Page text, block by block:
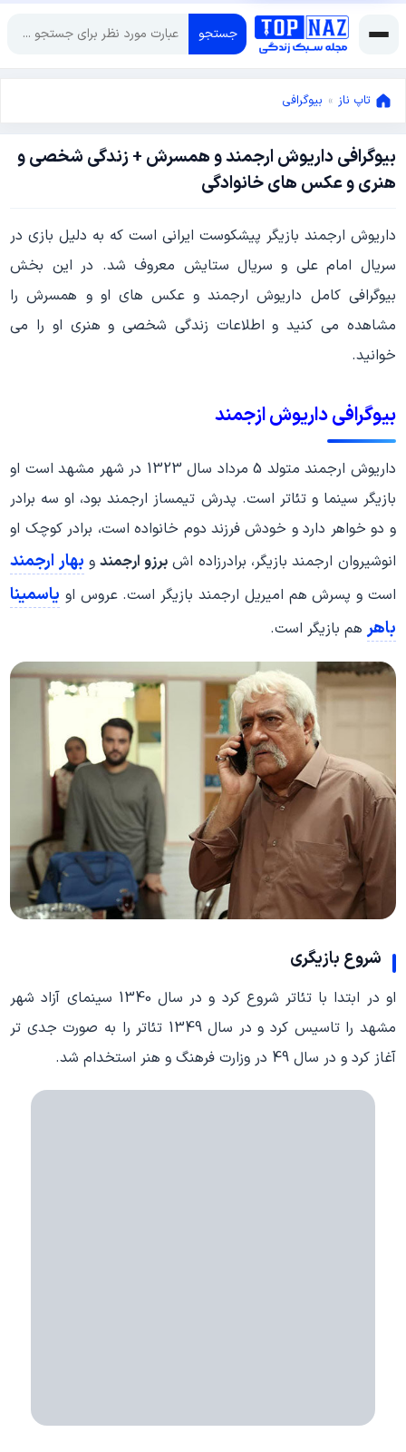
جستجو
تاپ ناز » بیوگرافی
بیوگرافی داریوش ارجمند و همسرش + زندگی شخصی و
هنری و عکس های خانوادگی
سپتامبر
8,
2022
داریوش ارجمند بازیگر پیشکوست ایرانی است که به دلیل بازی در
سریال امام علی و سریال ستایش معروف شد. در این بخش
بیوگرافی کامل داریوش ارجمند و عکس های او و همسرش را
مشاهده می کنید و اطلاعات زندگی شخصی و هنری او را می
خوانید.
بیوگرافی داریوش ازجمند
داریوش ارجمند متولد 5 مرداد سال 1323 در شهر مشهد است او
بازیگر سینما و تئاتر است. پدرش تیمساز ارجمند بود، او سه برادر
و دو خواهر دارد و خودش فرزند دوم خانواده است، برادر کوچک او
انوشیروان ارجمند بازیگر، برادرزاده اشبرزو ارجمندو بهار ارجمند
است و پسرش هم امیریل ارجمند بازیگر است. عروس او یاسمینا
باهر هم بازیگر است.
شروع بازیگری
او در ابتدا با تئاتر شروع کرد و در سال 1340 سینمای آزاد شهر
مشهد را تاسیس کرد و در سال 1349 تئاتر را به صورت جدی تر
آغاز کرد و در سال 49 در وزارت فرهنگ و هنر استخدام شد.